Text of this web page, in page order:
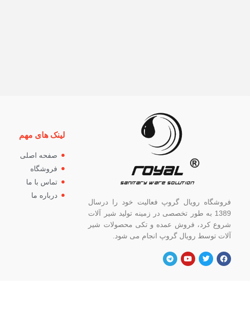
فروشگاه رویال گروپ فعالیت خود را درسال
1389 به طور تخصصی در زمینه تولید شیر آلات
شروع کرد، فروش عمده و تکی محصولات شیر
آلات توسط رویال گروپ انجام می شود.
لینک های مهم
صفحه اصلی
فروشگاه
تماس با ما
درباره ما